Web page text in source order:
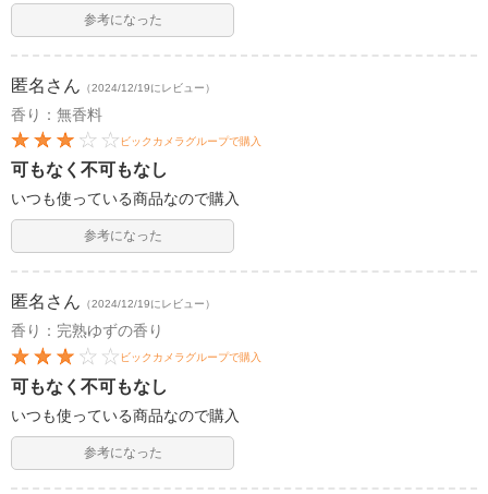
参考になった
匿名 さん （2024/12/19にレビュー）
香り：無香料
ビックカメラグループで購入
可もなく不可もなし
いつも使っている商品なので購入
参考になった
匿名 さん （2024/12/19にレビュー）
香り：完熟ゆずの香り
ビックカメラグループで購入
可もなく不可もなし
いつも使っている商品なので購入
参考になった